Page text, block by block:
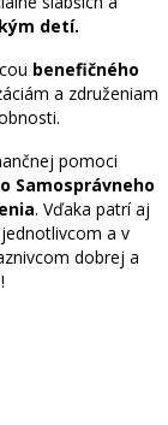
detí.
benefičného
a združeniam
pomoci
Samosprávneho
. Vďaka patrí aj
a v
dobrej a